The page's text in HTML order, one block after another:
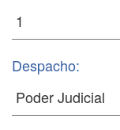
Despacho: